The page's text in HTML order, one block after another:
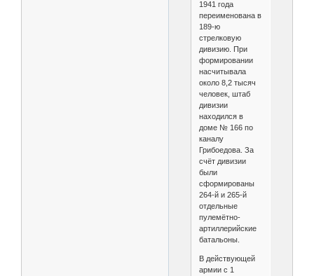
1941 года
переименована в
189-ю
стрелковую
дивизию. При
формировании
насчитывала
около 8,2 тысяч
человек, штаб
дивизии
находился в
доме № 166 по
каналу
Грибоедова. За
счёт дивизии
были
сформированы
264-й и 265-й
отдельные
пулемётно-
артиллерийские
батальоны.
В действующей
армии с 1